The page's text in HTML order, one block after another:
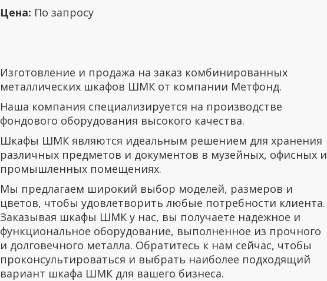
Цена: По запросу
Изготовление и продажа на заказ комбинированных
металлических шкафов ШМК от компании Метфонд.
Наша компания специализируется на производстве
фондового оборудования высокого качества.
Шкафы ШМК являются идеальным решением для хранения
различных предметов и документов в музейных, офисных и
промышленных помещениях.
Мы предлагаем широкий выбор моделей, размеров и
цветов, чтобы удовлетворить любые потребности клиента.
Заказывая шкафы ШМК у нас, вы получаете надежное и
функциональное оборудование, выполненное из прочного
и долговечного металла. Обратитесь к нам сейчас, чтобы
проконсультироваться и выбрать наиболее подходящий
вариант шкафа ШМК для вашего бизнеса.